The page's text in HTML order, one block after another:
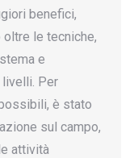
benefici,
le tecniche,
e
Per
è stato
sul campo,
attività